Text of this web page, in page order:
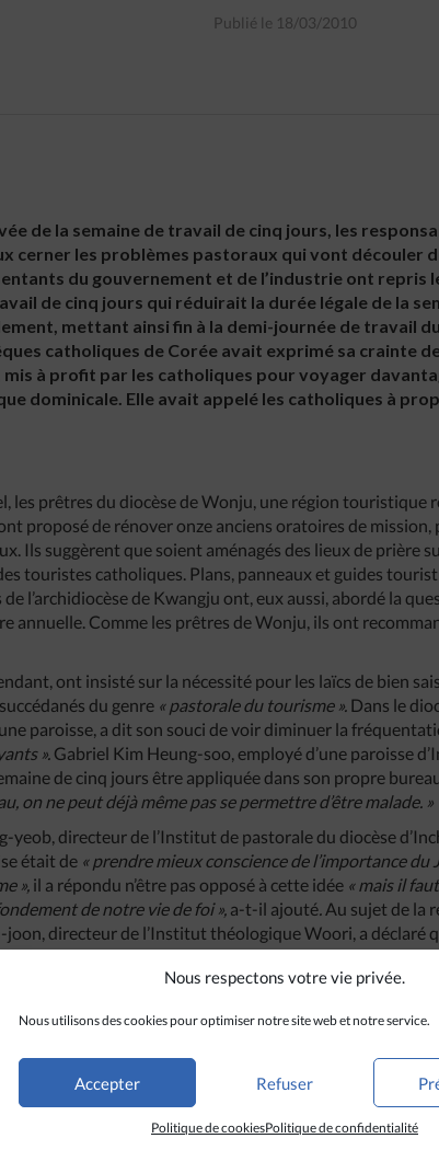
Nous respectons votre vie privée.
Nous utilisons des cookies pour optimiser notre site web et notre service.
Accepter Refuser
Politique de cookiesPolitique de confidentialité
Publié le 18/03/2010
de la semaine de travail de cinq jours, les
cerner les problèmes pastoraux qui vont découler
du gouvernement et de l’industrie ont repris
de cinq jours qui réduirait la durée légale de la
mettant ainsi fin à la demi-journée de travail
catholiques de Corée avait exprimé sa crainte
mis à profit par les catholiques pour voyager
dominicale. Elle avait appelé les catholiques à
les prêtres du diocèse de Wonju, une région touristique
proposé de rénover onze anciens oratoires de mission,
Ils suggèrent que soient aménagés des lieux de prière
touristes catholiques. Plans, panneaux et guides
l’archidiocèse de Kwangju ont, eux aussi, abordé la
annuelle. Comme les prêtres de Wonju, ils ont
ont insisté sur la nécessité pour les laïcs de bien
du genre « pastorale du tourisme ». Dans le
paroisse, a dit son souci de voir diminuer la
». Gabriel Kim Heung-soo, employé d’une paroisse
de cinq jours être appliquée dans son propre
on ne peut déjà même pas se permettre d’être malade. »
yeob, directeur de l’Institut de pastorale du diocèse
était de « prendre mieux conscience de l’importance du
», il a répondu n’être pas opposé à cette idée « mais il
de notre vie de foi », a-t-il ajouté. Au sujet de la
directeur de l’Institut théologique Woori, a déclaré
que dans une église. Il nous faut comprendre
se déroule notre vie active. »